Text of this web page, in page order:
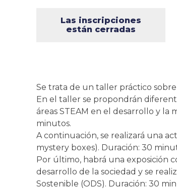
Las inscripciones
están cerradas
Se trata de un taller práctico sobre
En el taller se propondrán
áreas STEAM en el desarrollo y
minutos.
A continuación, se realizará una
mystery boxes). Duración: 30
Por último, habrá una exposición
desarrollo de la sociedad y se
Sostenible (ODS). Duración: 30